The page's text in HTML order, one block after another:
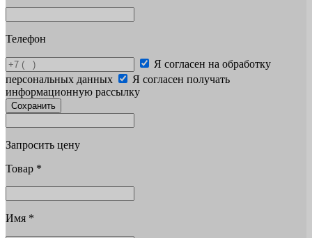
Телефон
Я согласен на обработку
персональных данных
Я согласен получать
информационную рассылку
Сохранить
Запросить цену
Товар *
Имя *